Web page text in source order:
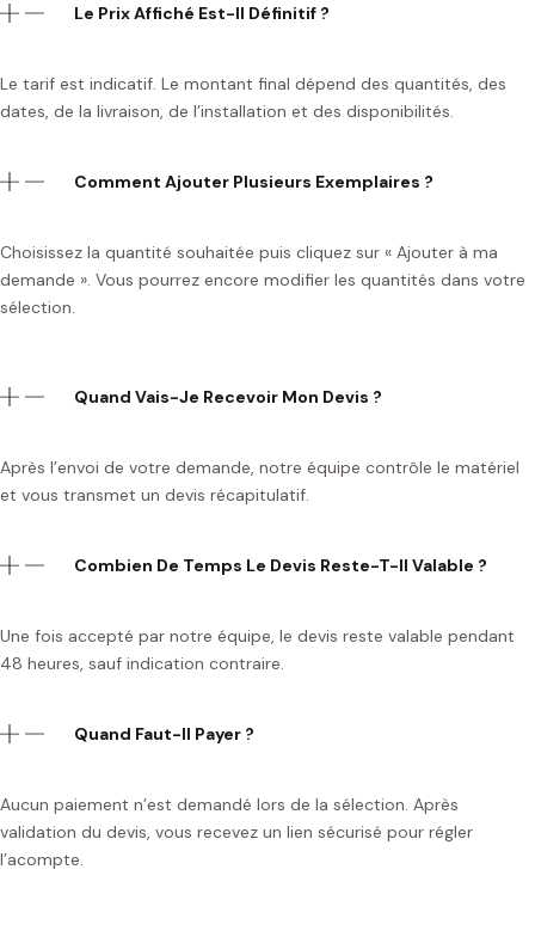
Le Prix Affiché Est-Il Définitif ?
Le tarif est indicatif. Le montant final dépend des quantités, des
dates, de la livraison, de l’installation et des disponibilités.
Comment Ajouter Plusieurs Exemplaires ?
Choisissez la quantité souhaitée puis cliquez sur « Ajouter à ma
demande ». Vous pourrez encore modifier les quantités dans votre
sélection.
Quand Vais-Je Recevoir Mon Devis ?
Après l’envoi de votre demande, notre équipe contrôle le matériel
et vous transmet un devis récapitulatif.
Combien De Temps Le Devis Reste-T-Il Valable ?
Une fois accepté par notre équipe, le devis reste valable pendant
48 heures, sauf indication contraire.
Quand Faut-Il Payer ?
Aucun paiement n’est demandé lors de la sélection. Après
validation du devis, vous recevez un lien sécurisé pour régler
l’acompte.